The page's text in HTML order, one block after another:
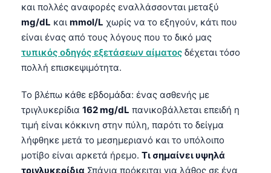
και πολλές αναφορές εναλλάσσονται μεταξύ
mg/dL και mmol/L χωρίς να το εξηγούν, κάτι που
είναι ένας από τους λόγους που το δικό μας
τυπικός οδηγός εξετάσεων αίματος δέχεται τόσο
πολλή επισκεψιμότητα.
Το βλέπω κάθε εβδομάδα: ένας ασθενής με
τριγλυκερίδια 162 mg/dL πανικοβάλλεται επειδή η
τιμή είναι κόκκινη στην πύλη, παρότι το δείγμα
λήφθηκε μετά το μεσημεριανό και το υπόλοιπο
μοτίβο είναι αρκετά ήρεμο. Τι σημαίνει υψηλά
τριγλυκερίδια Σπάνια πρόκειται για λάθος σε ένα